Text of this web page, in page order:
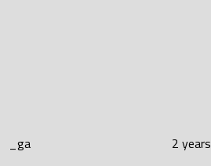
_ga 2 years